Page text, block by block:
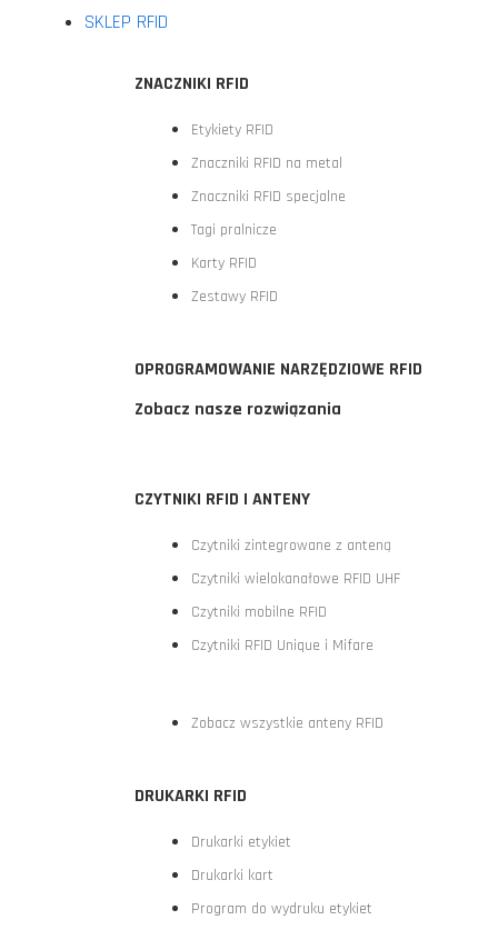
SKLEP RFID
ZNACZNIKI RFID
Etykiety RFID
Znaczniki RFID na metal
Znaczniki RFID specjalne
Tagi pralnicze
Karty RFID
Zestawy RFID
OPROGRAMOWANIE NARZĘDZIOWE RFID
Zobacz nasze rozwiązania
CZYTNIKI RFID I ANTENY
Czytniki zintegrowane z anteną
Czytniki wielokanałowe RFID UHF
Czytniki mobilne RFID
Czytniki RFID Unique i Mifare
Zobacz wszystkie anteny RFID
DRUKARKI RFID
Drukarki etykiet
Drukarki kart
Program do wydruku etykiet